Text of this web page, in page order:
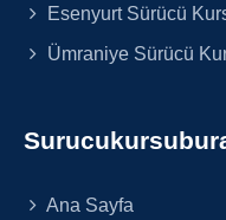
Esenyurt Sürücü
Ümraniye Sürücü
Ana Sayfa